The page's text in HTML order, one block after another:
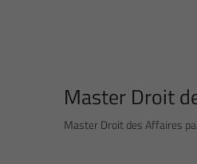
Master Droit
Master Droit des Affaires